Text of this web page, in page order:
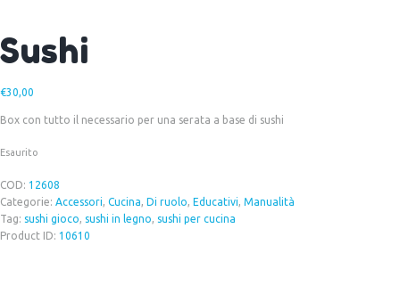
Sushi
€30,00
Box con tutto il necessario per una serata a base di sushi
Esaurito
COD: 12608
Categorie: Accessori Cucina Di ruolo Educativi Manualità
Tag: sushi gioco sushi in legno
sushi per cucina
Product ID: 10610